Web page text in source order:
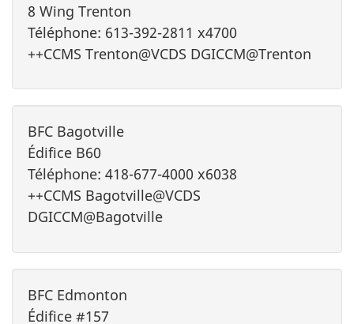
8 Wing Trenton
Téléphone: 613-392-2811 x4700
++CCMS Trenton@VCDS DGICCM@Trenton
BFC Bagotville
Édifice B60
Téléphone: 418-677-4000 x6038
++CCMS Bagotville@VCDS
DGICCM@Bagotville
BFC Edmonton
Édifice #157